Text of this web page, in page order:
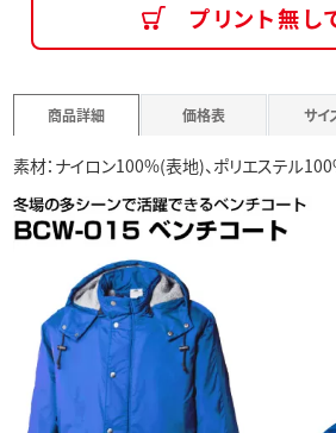
プリント無し
商品詳細 価格表 サイ
素材：ナイロン100%(表地)、ポリエステル